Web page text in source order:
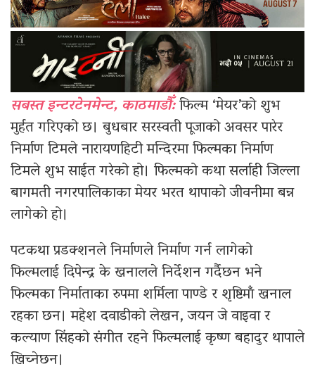
सबस्त इन्टरटेनमेन्ट, काठमाडौँ:फिल्म ‘मेयर’को शुभ
मुर्हत गरिएको छ। बुधबार सरस्वती पूजाको अवसर पारेर
निर्माण टिमले नारायणहिटी मन्दिरमा फिल्मका निर्माण
टिमले शुभ साईत गरेको हो। फिल्मको कथा सर्लाही जिल्ला
बागमती नगरपालिकाका मेयर भरत थापाको जीवनीमा बन्न
लागेको हो।
पटकथा प्रडक्शनले निर्माणले निर्माण गर्न लागेको
फिल्मलाई दिपेन्द्र के खनालले निर्देशन गर्दैछन भने
फिल्मका निर्माताका रुपमा शर्मिला पाण्डे र शृष्टिमाँ खनाल
रहका छन। महेश दवाडीको लेखन, जयन जे वाइवा र
कल्याण सिंहको संगीत रहने फिल्मलाई कृष्ण बहादुर थापाले
खिच्नेछन।